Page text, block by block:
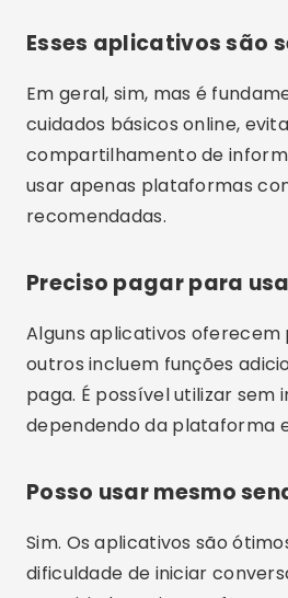
Esses aplicativos são
Em geral, sim, mas é
cuidados básicos online,
compartilhamento de
usar apenas plataformas
recomendadas.
Preciso pagar para
Alguns aplicativos oferecem
outros incluem funções
paga. É possível utilizar sem
dependendo da plataforma
Posso usar mesmo
Sim. Os aplicativos são
dificuldade de iniciar